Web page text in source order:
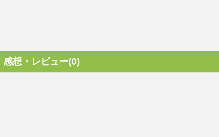
感想・レビュー(0)